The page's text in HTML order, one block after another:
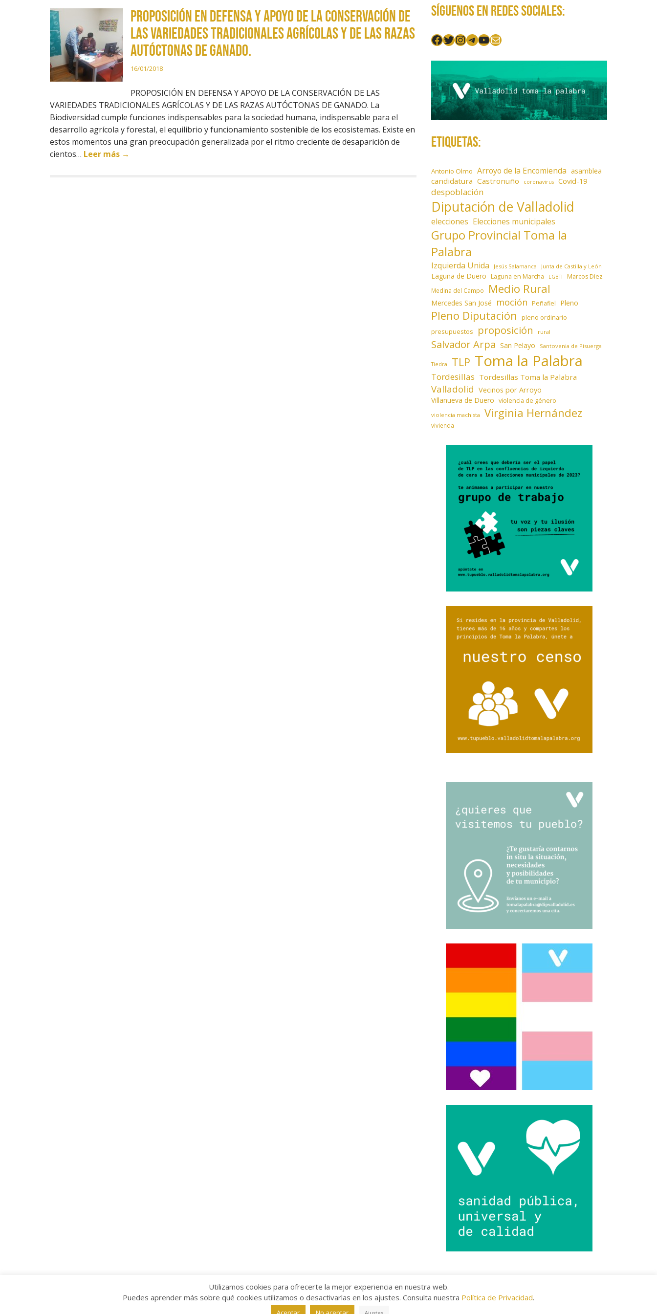
PROPOSICIÓN EN DEFENSA Y APOYO DE LA CONSERVACIÓN DE
LAS VARIEDADES TRADICIONALES AGRÍCOLAS Y DE LAS RAZAS
AUTÓCTONAS DE GANADO.
16/01/2018
PROPOSICIÓN EN DEFENSA Y APOYO DE LA CONSERVACIÓN DE LAS
VARIEDADES TRADICIONALES AGRÍCOLAS Y DE LAS RAZAS AUTÓCTONAS DE GANADO. La
Biodiversidad cumple funciones indispensables para la sociedad humana, indispensable para el
desarrollo agrícola y forestal, el equilibrio y funcionamiento sostenible de los ecosistemas. Existe en
estos momentos una gran preocupación generalizada por el ritmo creciente de desaparición de
cientos… Leer más →
Síguenos en redes sociales:
Facebook
Twitter
Instagram
Telegram
YouTube
Mail
Etiquetas:
Antonio Olmo Arroyo de la Encomienda asamblea
candidatura Castronuño coronavirus Covid-19
despoblación
Diputación de Valladolid
elecciones Elecciones municipales
Grupo Provincial Toma la
Palabra
Izquierda Unida Jesús Salamanca Junta de Castilla y León
Laguna de Duero Laguna en Marcha LGBTI Marcos Díez
Medina del Campo Medio Rural
Mercedes San José moción Peñafiel Pleno
Pleno Diputación pleno ordinario
presupuestos proposición rural
Salvador Arpa San Pelayo Santovenia de Pisuerga
Tiedra TLP Toma la Palabra
Tordesillas Tordesillas Toma la Palabra
Valladolid Vecinos por Arroyo
Villanueva de Duero violencia de género
violencia machista Virginia Hernández
vivienda
Aviso legal/Política de Privacidad /
Utilizamos cookies para ofrecerte la mejor experiencia en nuestra web.
Puedes aprender más sobre qué cookies utilizamos o desactivarlas en los ajustes. Consulta nuestra Política de Privacidad.